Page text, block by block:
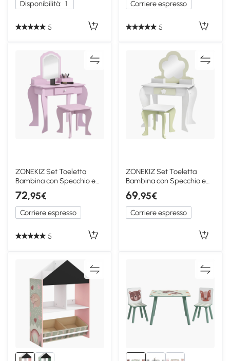
Disponibilità: 1
5
Corriere espresso
5
ZONEKIZ Set Toeletta
Bambina con Specchio e
Sgabello Legno Rosa
72,95€
Corriere espresso
5
ZONEKIZ Set Toeletta
Bambina con Specchio e
Sgabello Legno Bianco
69,95€
Corriere espresso